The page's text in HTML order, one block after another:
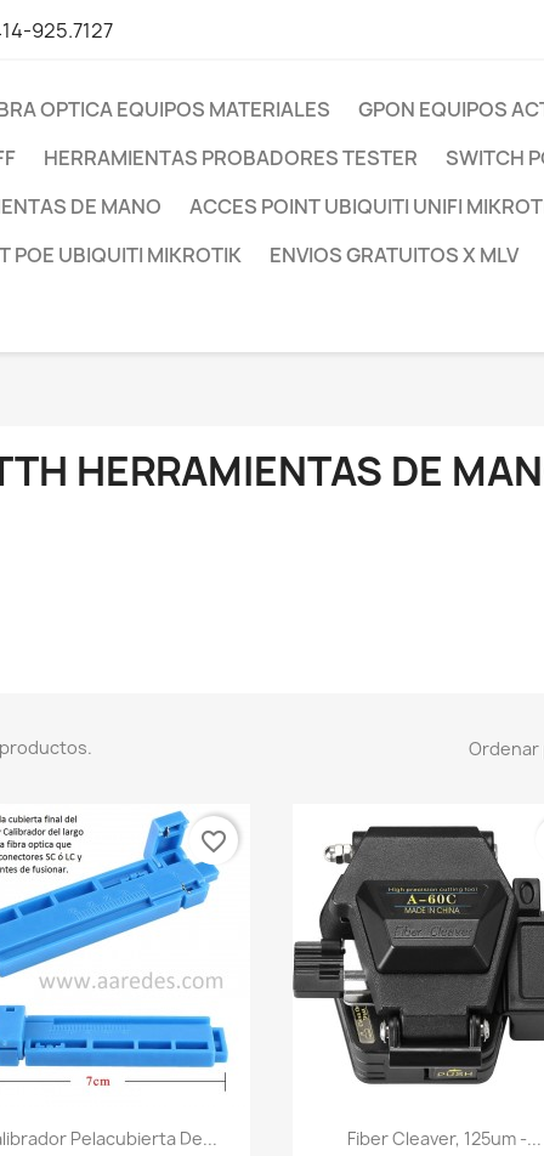
925.7127
OPTICA EQUIPOS MATERIALES GPON EQUIPOS
HERRAMIENTAS PROBADORES TESTER
SWITCH
DE MANO
ACCES POINT UBIQUITI UNIFI
POE UBIQUITI MIKROTIK
ENVIOS GRATUITOS X MLV
HERRAMIENTAS DE
productos. Ordenar
Vista rápida
Pelacubierta De...
favorite_border
Vista rápida
Fiber Cleaver, 125um -...